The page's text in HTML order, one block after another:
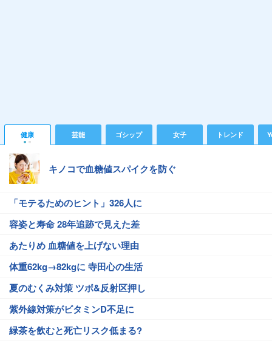
健康 芸能 ゴシップ 女子 トレンド
キノコで血糖値スパイクを防ぐ
「モテるためのヒント」326人に
容姿と寿命 28年追跡で見えた差
あたりめ 血糖値を上げない理由
体重62kg→82kgに 寺田心の生活
夏のむくみ対策 ツボ&反射区押し
紫外線対策がビタミンD不足に
緑茶を飲むと死亡リスク低まる?